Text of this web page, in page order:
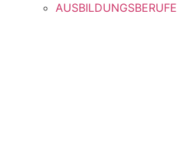
AUSBILDUNGSBERUFE